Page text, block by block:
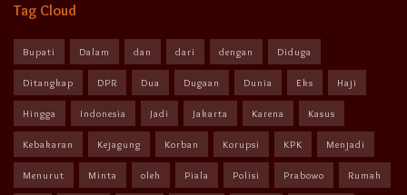
Tag Cloud
Bupati Dalam dan dari dengan Diduga
Ditangkap DPR Dua Dugaan Dunia Eks Haji
Hingga Indonesia Jadi Jakarta Karena Kasus
Kebakaran Kejagung Korban Korupsi KPK Menjadi
Menurut Minta oleh Piala Polisi Prabowo Rumah